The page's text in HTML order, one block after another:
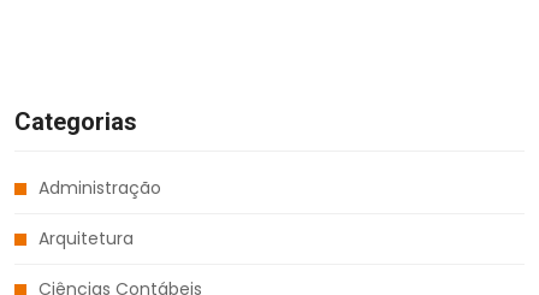
Categorias
Administração
Arquitetura
Ciências Contábeis